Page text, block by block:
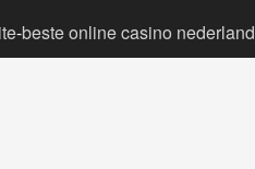
-beste online casino nederland